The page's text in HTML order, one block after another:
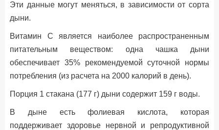
Эти данные могут меняться, в зависимости от сорта
дыни.
Витамин С является наиболее распространенным
питательным веществом: одна чашка дыни
обеспечивает 35% рекомендуемой суточной нормы
потребления (из расчета на 2000 калорий в день).
Порция 1 стакана (177 г) дыни содержит 159 г воды.
В дыне есть фолиевая кислота, которая
поддерживает здоровье нервной и репродуктивной